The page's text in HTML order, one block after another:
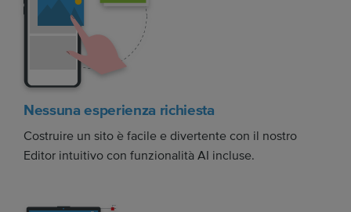
Nessuna esperienza richiesta
Costruire un sito è facile e divertente con il nostro
Editor intuitivo con funzionalità AI incluse.